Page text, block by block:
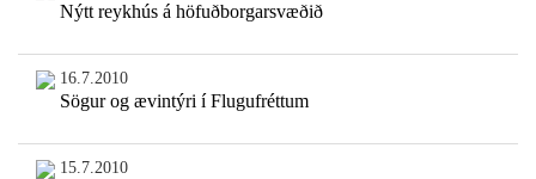
Nýtt reykhús á höfuðborgarsvæðið
16.7.2010
Sögur og ævintýri í Flugufréttum
15.7.2010